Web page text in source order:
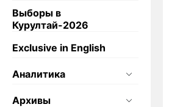
Выборы в
Курултай-2026
Exclusive in English
Аналитика
Архивы